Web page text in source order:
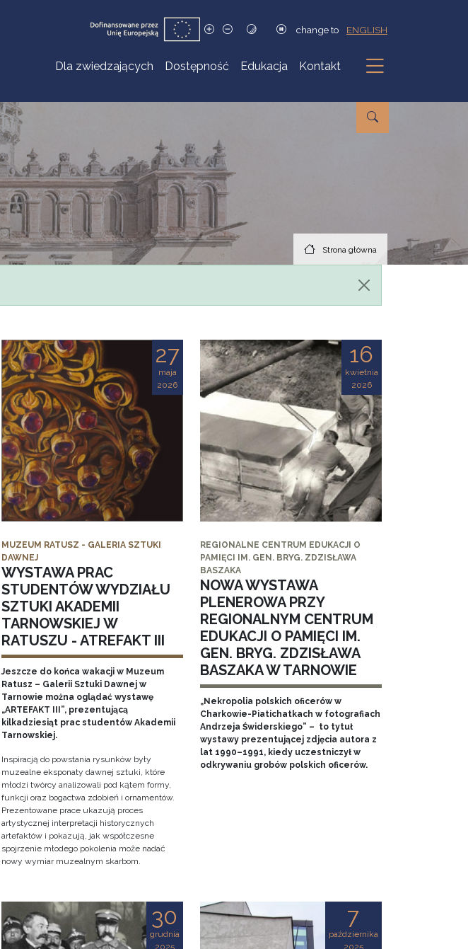
change to ENGLISH
Dla zwiedzających Dostępność Edukacja Kontakt
Podmenu
Strona główna
27
maja
2026
MUZEUM RATUSZ - GALERIA SZTUKI
DAWNEJ
WYSTAWA PRAC
STUDENTÓW WYDZIAŁU
SZTUKI AKADEMII
TARNOWSKIEJ W
RATUSZU - ATREFAKT III
Jeszcze do końca wakacji w Muzeum
Ratusz – Galerii Sztuki Dawnej w
Tarnowie można oglądać wystawę
„ARTEFAKT III”, prezentującą
kilkadziesiąt prac studentów Akademii
Tarnowskiej.
Inspiracją do powstania rysunków były
muzealne eksponaty dawnej sztuki, które
młodzi twórcy analizowali pod kątem formy,
funkcji oraz bogactwa zdobień i ornamentów.
Prezentowane prace ukazują proces
artystycznej interpretacji historycznych
artefaktów i pokazują, jak współczesne
spojrzenie młodego pokolenia może nadać
nowy wymiar muzealnym skarbom.
16
kwietnia
2026
REGIONALNE CENTRUM EDUKACJI O
PAMIĘCI IM. GEN. BRYG. ZDZISŁAWA
BASZAKA
NOWA WYSTAWA
PLENEROWA PRZY
REGIONALNYM CENTRUM
EDUKACJI O PAMIĘCI IM.
GEN. BRYG. ZDZISŁAWA
BASZAKA W TARNOWIE
„Nekropolia polskich oficerów w
Charkowie-Piatichatkach w fotografiach
Andrzeja Świderskiego” – to tytuł
wystawy prezentującej zdjęcia autora z
lat 1990–1991, kiedy uczestniczył w
odkrywaniu grobów polskich oficerów.
30
grudnia
7
października